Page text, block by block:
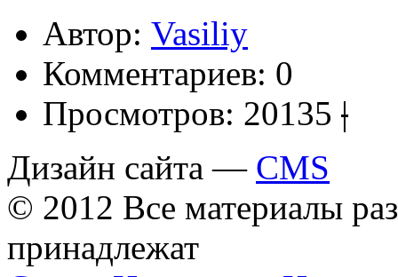
Автор: Vasiliy
Комментариев: 0
Просмотров: 20135 |
Дизайн сайта — CMS
© 2012 Все материалы
принадлежат